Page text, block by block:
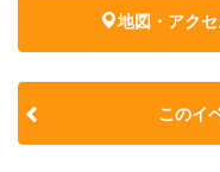
地図・アク
このイ